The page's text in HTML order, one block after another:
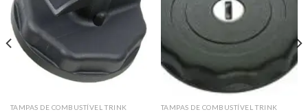
wishlist
TAMPAS DE COMBUSTÍVEL TRINK
wishlist
TAMPAS DE COMBUSTÍVEL TRINK